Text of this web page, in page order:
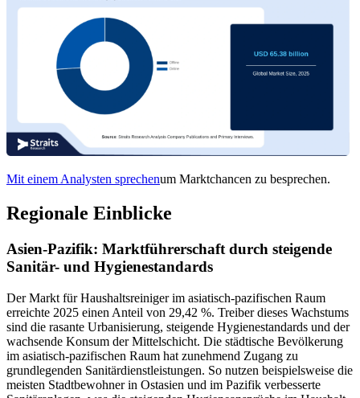
Mit einem Analysten sprechenum Marktchancen zu besprechen.
Regionale Einblicke
Asien-Pazifik: Marktführerschaft durch steigende
Sanitär- und Hygienestandards
Der Markt für Haushaltsreiniger im asiatisch-pazifischen Raum
erreichte 2025 einen Anteil von 29,42 %. Treiber dieses Wachstums
sind die rasante Urbanisierung, steigende Hygienestandards und der
wachsende Konsum der Mittelschicht. Die städtische Bevölkerung
im asiatisch-pazifischen Raum hat zunehmend Zugang zu
grundlegenden Sanitärdienstleistungen. So nutzen beispielsweise die
meisten Stadtbewohner in Ostasien und im Pazifik verbesserte